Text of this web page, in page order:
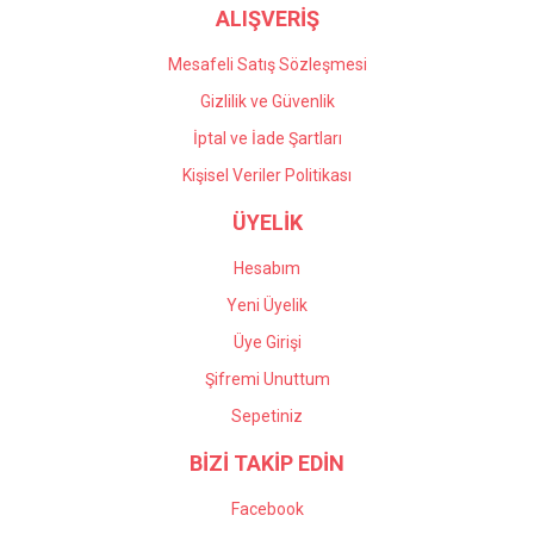
ALIŞVERİŞ
Mesafeli Satış Sözleşmesi
Gizlilik ve Güvenlik
İptal ve İade Şartları
Kişisel Veriler Politikası
ÜYELİK
Hesabım
Yeni Üyelik
Üye Girişi
Şifremi Unuttum
Sepetiniz
BİZİ TAKİP EDİN
Facebook